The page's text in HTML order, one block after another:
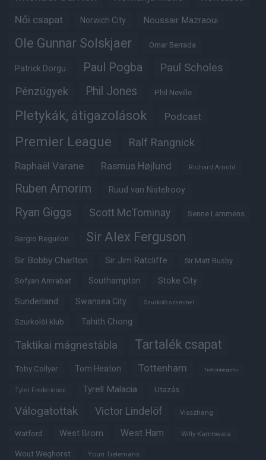
Női csapat Norwich City Noussair Mazraoui
Ole Gunnar Solskjaer Omar Berrada
Patrick Dorgu Paul Pogba Paul Scholes
Pénzügyek Phil Jones Phil Neville
Pletykák, átigazolások Podcast
Premier League Ralf Rangnick
Raphaël Varane Rasmus Højlund Richard Arnold
Ruben Amorim Ruud van Nistelrooy
Ryan Giggs Scott McTominay Senne Lammens
Sergio Reguilon Sir Alex Ferguson
Sir Bobby Charlton Sir Jim Ratcliffe Sir Matt Busby
Sofyan Amrabat Southampton Stoke City
Sunderland Swansea City Szurkoló szemmel
Szurkolói klub Tahith Chong
Taktikai mágnestábla Tartalék csapat
Toby Collyer Tom Heaton Tottenham Trófeabibliográfia
Tyler Fredericson Tyrell Malacia Utazás
Válogatottak Victor Lindelöf Visszhang
Watford West Brom West Ham Willy Kambwala
Wout Weghorst Youri Tielemans